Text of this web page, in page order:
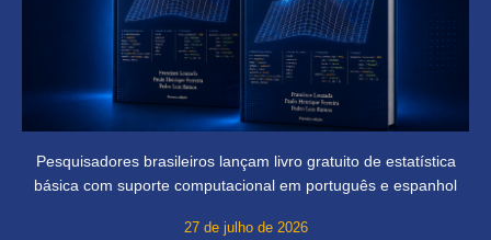
Pesquisadores brasileiros lançam livro gratuito de estatística
básica com suporte computacional em português e espanhol
27 de julho de 2026